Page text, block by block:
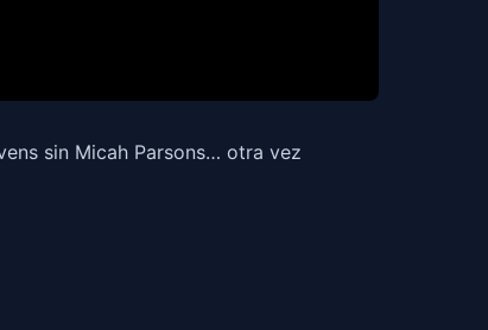
sin Micah Parsons… otra vez